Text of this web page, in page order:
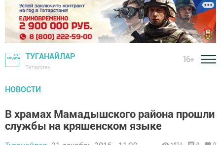
ТУГАНАЙЛАР
Татарстан
16+
НОВОСТИ
В храмах Мамадышского района прошли
службы на кряшенском языке